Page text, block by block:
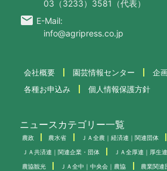
03（3233）3581（代表）
email E-Mail:
info@agripress.co.jp
会社概要 園芸情報センター
企
各種お申込み
個人情報保護方針
ニュースカテゴリー一覧
農政 農水省 ＪＡ全農｜経済連｜関連団体
ＪＡ共済連｜関連企業・団体 ＪＡ全厚連｜厚生
農協観光 ＪＡ全中｜中央会｜農協 農業関連